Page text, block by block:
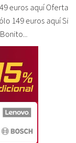
euros aquí Oferta
149 euros aquí Si